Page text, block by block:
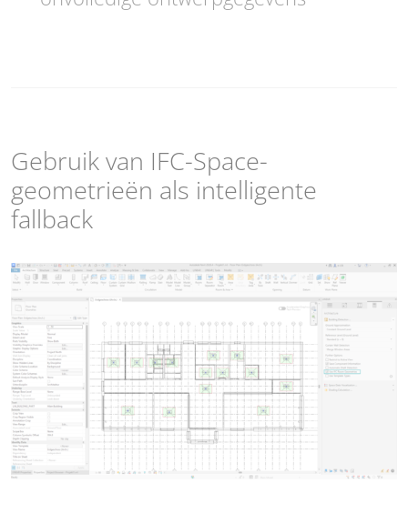
Gebruik van IFC-Space-
geometrieën als intelligente
fallback